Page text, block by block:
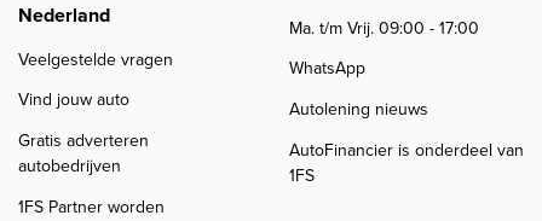
Nederland
Veelgestelde vragen
Vind jouw auto
Gratis adverteren
autobedrijven
1FS Partner worden
Ma. t/m Vrij. 09:00 - 17:00
WhatsApp
Autolening nieuws
AutoFinancier is onderdeel van
1FS